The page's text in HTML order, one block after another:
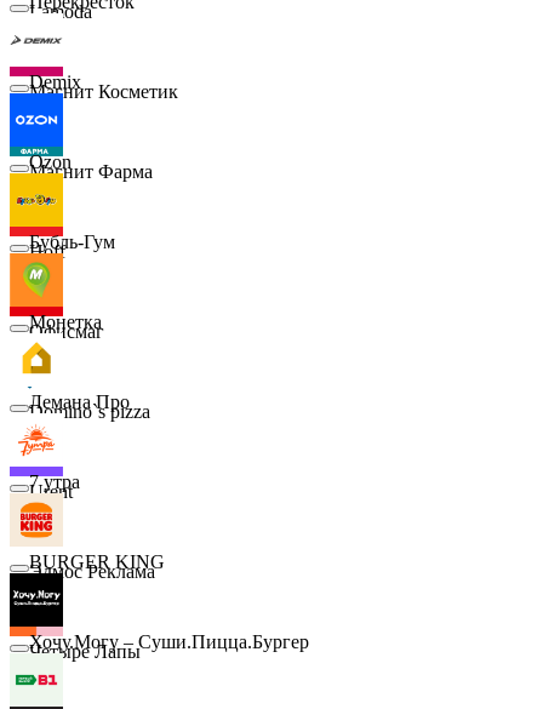
Lamoda
Магнит Косметик
Магнит Фарма
Hoff
Офисмаг
Domino`s pizza
Urent
Эдмос Реклама
Четыре Лапы
Demix
Ozon
Бубль-Гум
Монетка
Лемана Про
7 утра
BURGER KING
Хочу.Могу – Суши.Пицца.Бургер